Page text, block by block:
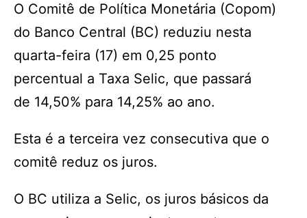
O Comitê de Política Monetária (Copom)
do Banco Central (BC) reduziu nesta
quarta-feira (17) em 0,25 ponto
percentual a Taxa Selic, que passará
de 14,50% para 14,25% ao ano.
Esta é a terceira vez consecutiva que o
comitê reduz os juros.
O BC utiliza a Selic, os juros básicos da